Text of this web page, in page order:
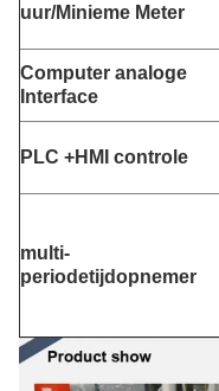
uur/Minieme Meter
Computer analoge
Interface
PLC +HMI controle
multi-
periodetijdopnemer